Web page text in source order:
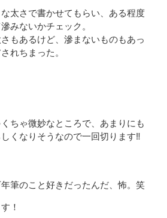
太さで書かせてもらい、ある程度
みないかチェック。
もあるけど、滲まないものもあっ
れちまった。
ちゃ微妙なところで、あまりにも
くなりそうなので一回切ります‼️
筆のこと好きだったんだ、怖。笑
！